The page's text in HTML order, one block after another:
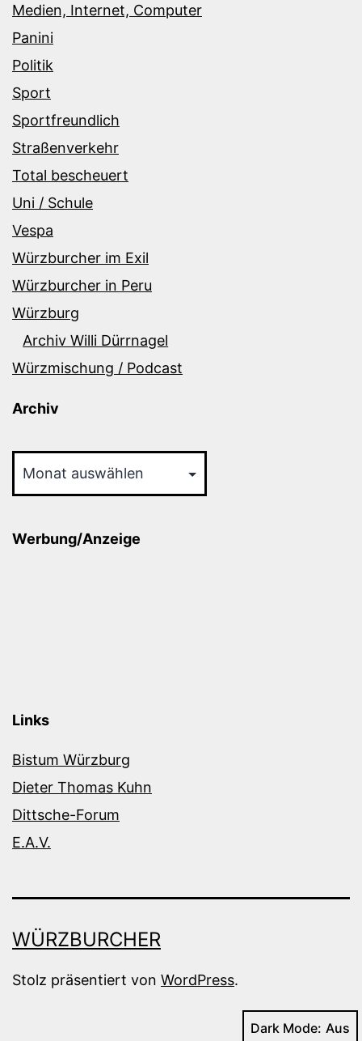
Medien, Internet, Computer
Panini
Politik
Sport
Sportfreundlich
Straßenverkehr
Total bescheuert
Uni / Schule
Vespa
Würzburcher im Exil
Würzburcher in Peru
Würzburg
Archiv Willi Dürrnagel
Würzmischung / Podcast
Archiv
Werbung/Anzeige
Links
Bistum Würzburg
Dieter Thomas Kuhn
Dittsche-Forum
E.A.V.
WÜRZBURCHER
Stolz präsentiert von WordPress.
Dark Mode: